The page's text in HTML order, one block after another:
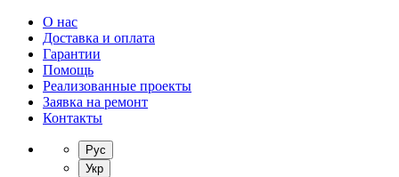
О нас
Доставка и оплата
Гарантии
Помощь
Реализованные проекты
Заявка на ремонт
Контакты
Рус
Укр